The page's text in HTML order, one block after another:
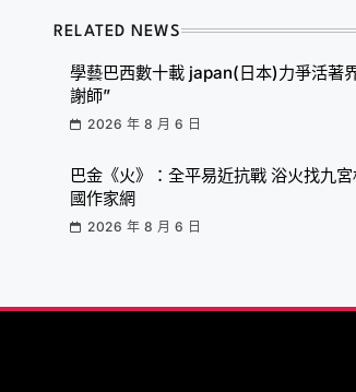
RELATED NEWS
學藝巴西數十載 japan(日本)力爭活著
謝師”
2026 年 8 月 6 日
巴金《火》：全平易近抗戰 浴火找九
國作家網
2026 年 8 月 6 日